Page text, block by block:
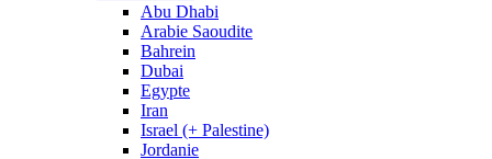
Abu Dhabi
Arabie Saoudite
Bahrein
Dubai
Egypte
Iran
Israel (+ Palestine)
Jordanie